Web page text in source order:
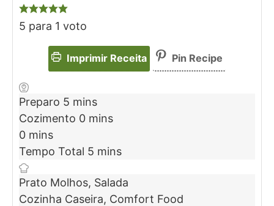
5 para 1 voto
Imprimir Receita Pin Recipe
Preparo 5 mins
Cozimento 0 mins
0 mins
Tempo Total 5 mins
Prato Molhos, Salada
Cozinha Caseira, Comfort Food